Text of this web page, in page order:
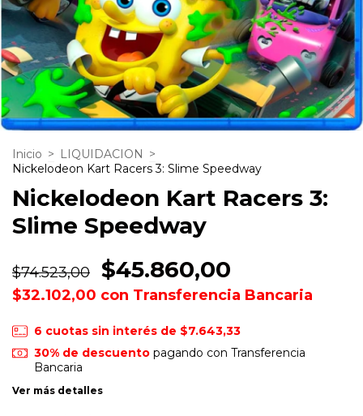
Inicio > LIQUIDACION
>
Nickelodeon Kart Racers 3: Slime Speedway
Nickelodeon Kart Racers 3:
Slime Speedway
$74.523,00 $45.860,00
$32.102,00 con Transferencia Bancaria
6 cuotas sin interés de $7.643,33
30% de descuentopagando con Transferencia
Bancaria
Ver más detalles